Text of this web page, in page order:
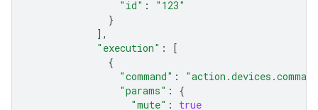
"id" :
"123"
}
],
"execution" :
[
{
"command" :
"params" :
{
"mute" :
true